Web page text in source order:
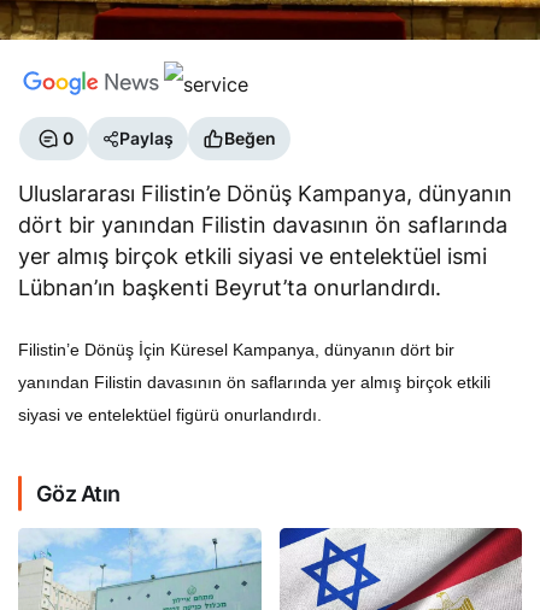
0 Paylaş Beğen
Uluslararası Filistin’e Dönüş Kampanya, dünyanın
dört bir yanından Filistin davasının ön saflarında
yer almış birçok etkili siyasi ve entelektüel ismi
Lübnan’ın başkenti Beyrut’ta onurlandırdı.
Filistin’e Dönüş İçin Küresel Kampanya, dünyanın dört bir
yanından Filistin davasının ön saflarında yer almış birçok etkili
siyasi ve entelektüel figürü onurlandırdı.
Göz Atın